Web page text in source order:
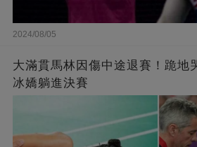
2024/08/05
大滿貫馬林因傷中途退賽！跪地
冰嬌躺進決賽